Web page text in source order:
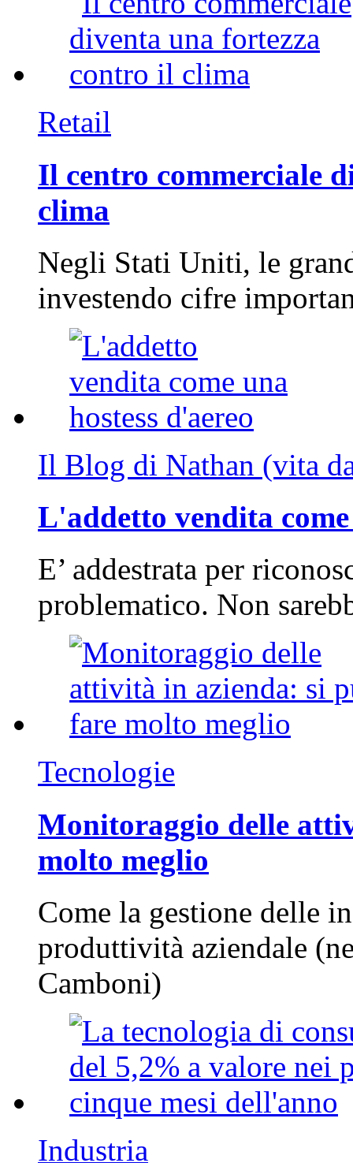
Retail
Il centro commerciale
clima
Negli Stati Uniti, le
investendo cifre
Il Blog di Nathan (vita
L'addetto vendita
E’ addestrata per
problematico. Non
Tecnologie
Monitoraggio delle
molto meglio
Come la gestione delle
produttività aziendale
Camboni)
Industria